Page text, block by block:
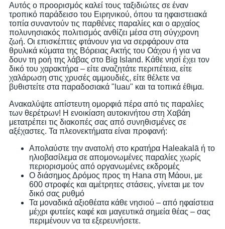
Αυτός ο προορισμός καλεί τους ταξιδιώτες σε έναν
τροπικό παράδεισο του Ειρηνικού, όπου τα ηφαιστειακά
τοπία συναντούν τις παρθένες παραλίες και ο αρχαίος
πολυνησιακός πολιτισμός ανθίζει μέσα στη σύγχρονη
ζωή. Οι επισκέπτες φτάνουν για να σερφάρουν στα
θρυλικά κύματα της Βόρειας Ακτής του Οάχου ή για να
δουν τη ροή της λάβας στο Big Island. Κάθε νησί έχει τον
δικό του χαρακτήρα – είτε αναζητάτε περιπέτεια, είτε
χαλάρωση στις χρυσές αμμουδιές, είτε θέλετε να
βυθιστείτε στα παραδοσιακά "luau" και τα τοπικά έθιμα.
Ανακαλύψτε απίστευτη ομορφιά πέρα από τις παραλίες
των θερέτρων! Η ενοικίαση αυτοκινήτου στη Χαβάη
μετατρέπει τις διακοπές σας από συνηθισμένες σε
αξέχαστες. Τα πλεονεκτήματα είναι προφανή:
Απολαύστε την ανατολή στο κρατήρα Haleakalā ή το
ηλιοβασίλεμα σε απομονωμένες παραλίες χωρίς
περιορισμούς από οργανωμένες εκδρομές
Ο διάσημος Δρόμος προς τη Hana στη Μάουι, με
600 στροφές και αμέτρητες στάσεις, γίνεται με τον
δικό σας ρυθμό
Τα μοναδικά αξιοθέατα κάθε νησιού – από ηφαίστεια
μέχρι φυτείες καφέ και μαγευτικά σημεία θέας – σας
περιμένουν να τα εξερευνήσετε.